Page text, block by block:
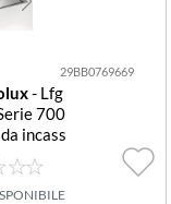
29BB0769669
- Lfg
700
incass
Lfg7